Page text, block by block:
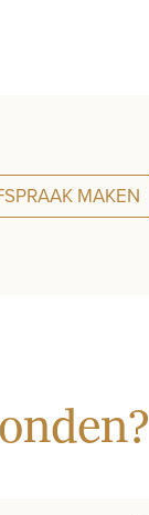
MAKEN